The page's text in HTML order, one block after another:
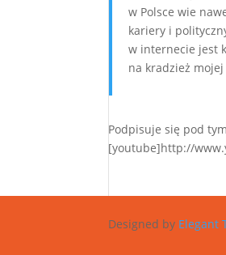
w Polsce wie
kariery i
w internecie jest
na kradzież mojej
Podpisuje się pod
[youtube]http://
Designed by Elegant